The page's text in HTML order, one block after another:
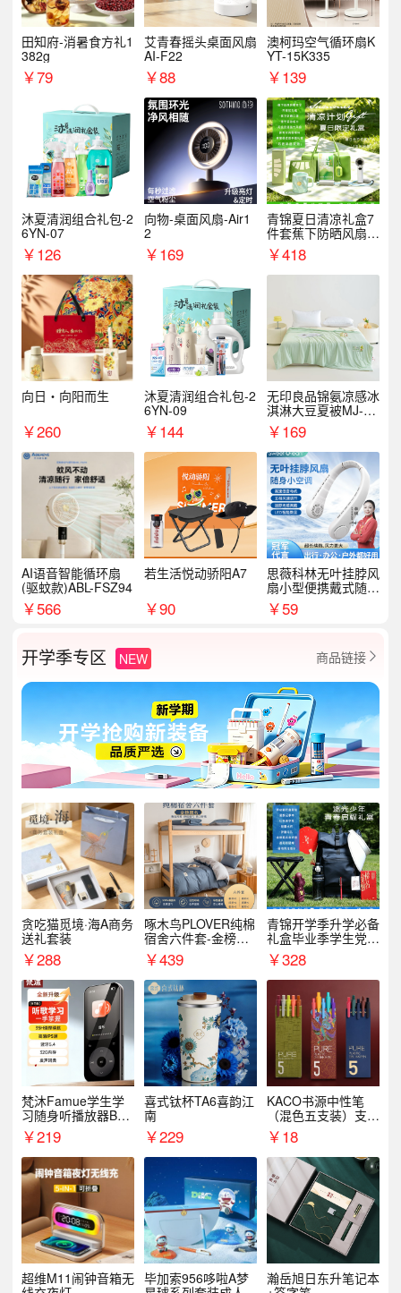
田知府-消暑食方礼1
382g
￥79
艾青春摇头桌面风扇
AI-F22
￥88
澳柯玛空气循环扇K
YT-15K335
￥139
沐夏清润组合礼包-2
6YN-07
￥126
向物-桌面风扇-Air1
2
￥169
青锦夏日清凉礼盒7
件套蕉下防晒风扇员
工福利端午伴手礼企
业定制
￥418
向日・向阳而生
￥260
沐夏清润组合礼包-2
6YN-09
￥144
无印良品锦氨凉感冰
淇淋大豆夏被MJ-B2
025-0193
￥169
AI语音智能循环扇
(驱蚊款)ABL-FSZ94
￥566
若生活悦动骄阳A7
￥90
思薇科林无叶挂脖风
扇小型便携戴式随身
挂脖子降温神器
￥59
开学季专区 NEW 商品链接 
贪吃猫觅境·海A商务
送礼套装
￥288
啄木鸟PLOVER纯棉
宿舍六件套-金榜题
名
￥439
青锦开学季升学必备
礼盒毕业季学生党户
外出行备考装备礼品
￥328
梵沐Famue学生学
习随身听播放器BL1
5（64G）
￥219
喜式钛杯TA6喜韵江
南
￥229
KACO书源中性笔
（混色五支装）支持
logo定制
￥18
超维M11闹钟音箱无 毕加索956哆啦A梦
瀚岳旭日东升笔记本